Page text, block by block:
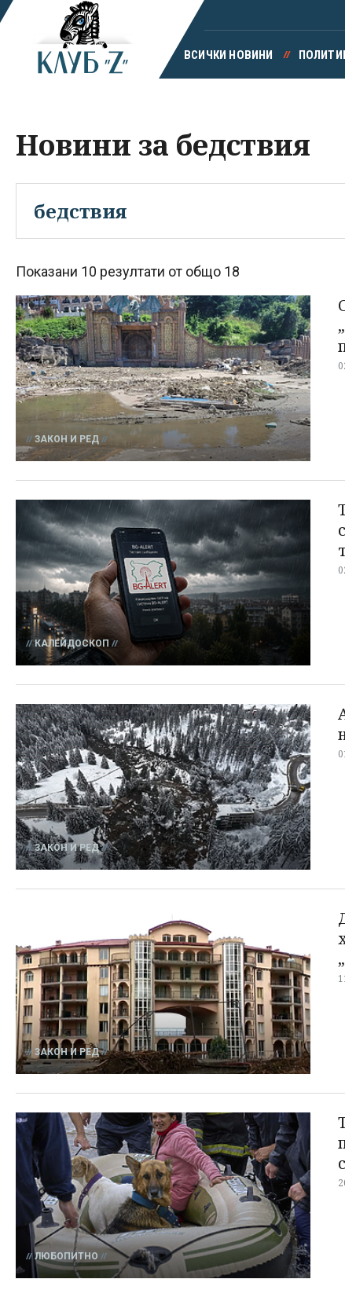
ВСИЧКИ НОВИНИ
Новини за бедствия
Показани 10 резултати от общо 18
ЗАКОН И РЕД
КАЛЕЙДОСКОП
ЗАКОН И РЕД
ЗАКОН И РЕД
ЛЮБОПИТНО